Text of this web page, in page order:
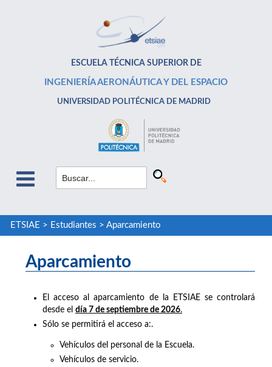
ESCUELA TÉCNICA SUPERIOR DE
INGENIERÍA AERONÁUTICA Y DEL ESPACIO
UNIVERSIDAD POLITÉCNICA DE MADRID
ETSIAE > Estudiantes > Aparcamiento
Aparcamiento
El acceso al aparcamiento de la ETSIAE se controlará
desde el día 7 de septiembre de 2026.
Sólo se permitirá el acceso a:.
Vehículos del personal de la Escuela.
Vehículos de servicio.